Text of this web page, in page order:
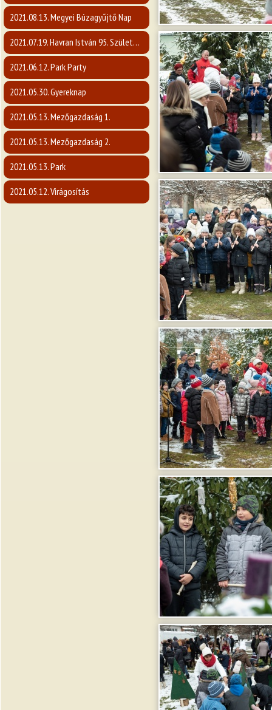
2021.08.13. Megyei Búzagyűjtő Nap
2021.07.19. Havran István 95. Születésnap
2021.06.12. Park Party
2021.05.30. Gyereknap
2021.05.13. Mezőgazdaság 1.
2021.05.13. Mezőgazdaság 2.
2021.05.13. Park
2021.05.12. Virágosítás